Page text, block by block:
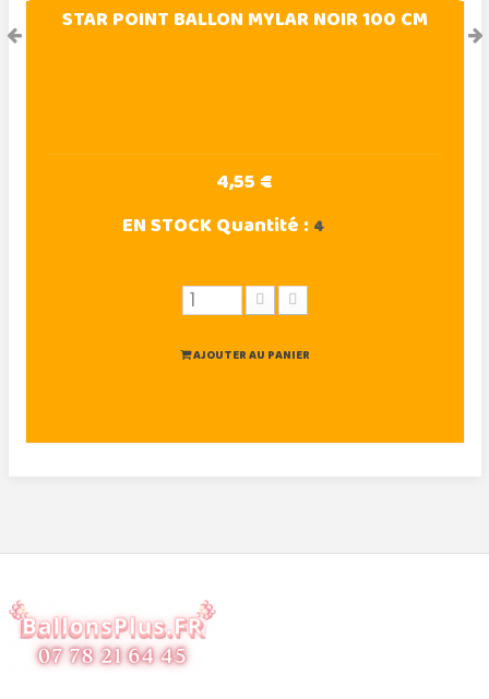
STAR POINT BALLON MYLAR NOIR 100 CM
4,55 €
EN STOCKQuantité : 4
AJOUTER AU PANIER